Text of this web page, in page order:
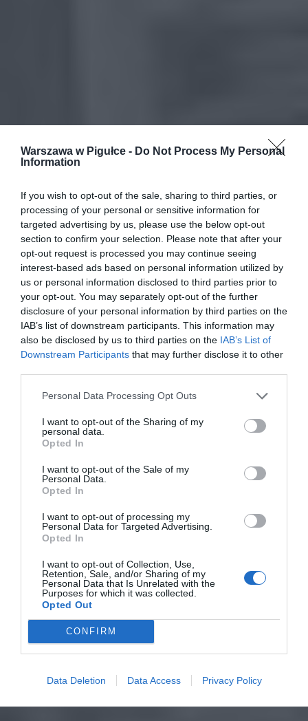
Warszawa w Pigułce - Do Not Process My Personal
Information
If you wish to opt-out of the sale, sharing to third parties, or
processing of your personal or sensitive information for
targeted advertising by us, please use the below opt-out
section to confirm your selection. Please note that after your
opt-out request is processed you may continue seeing
interest-based ads based on personal information utilized by
us or personal information disclosed to third parties prior to
your opt-out. You may separately opt-out of the further
disclosure of your personal information by third parties on the
IAB’s list of downstream participants. This information may
also be disclosed by us to third parties on the IAB’s List of
Downstream Participants that may further disclose it to other
Personal Data Processing Opt Outs
I want to opt-out of the Sharing of my
personal data.
Opted In
I want to opt-out of the Sale of my
Personal Data.
Opted In
I want to opt-out of processing my
Personal Data for Targeted Advertising.
Opted In
I want to opt-out of Collection, Use,
Retention, Sale, and/or Sharing of my
Personal Data that Is Unrelated with the
Purposes for which it was collected.
Opted Out
CONFIRM
Data Deletion Data Access Privacy Policy